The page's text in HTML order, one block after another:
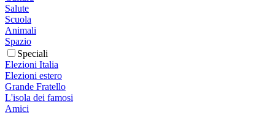
Salute
Scuola
Animali
Spazio
Speciali
Elezioni Italia
Elezioni estero
Grande Fratello
L'isola dei famosi
Amici